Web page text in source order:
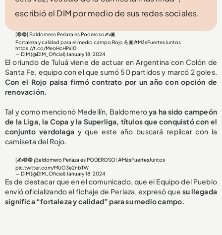
escribió el DIM por medio de sus redes sociales.
[🔴🔵] Baldomero Perlaza es Poderoso✍️🏾.
Fortaleza y calidad para el medio campo Rojo 💪🏾#MásFuertesJuntos
https://t.co/MeoHcHPxI0
— DIM (@DIM_Oficial)January 18, 2024
El oriundo de Tuluá viene de actuar en Argentina con Colón de
Santa Fe, equipo con el que sumó 50 partidos y marcó 2 goles.
Con el Rojo paisa firmó contrato por un año con opción de
renovación.
Tal y como mencionó Medellín, Baldomeroya ha sido campeón
de la Liga, la Copa y la Superliga, títulos que conquistó con el
conjunto verdolaga y que este año buscará replicar con la
camiseta del Rojo.
[✍️🔴🔵 ¡Baldomero Perlaza es PODEROSO!#MásFuertesJuntos
pic.twitter.com/MUO3e2nbTW
— DIM (@DIM_Oficial)January 18, 2024
Es de destacar que en el comunicado, que el Equipo del Pueblo
envió oficializando el fichaje de Perlaza, expresó que su llegada
significa “fortaleza y calidad” para su medio campo.